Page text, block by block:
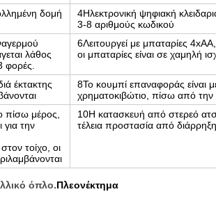
δομή
4Ηλεκτρονική ψηφιακή
3-8 αριθμούς κωδικού
λάθος
φορές.
6Λειτουργεί με μπαταρίες
οι μπαταρίες είναι σε χαμηλή
έκτακτης
8Το κουμπί επαναφοράς είναι
χρηματοκιβώτιο, πίσω από
πίσω μέρος,
για την
τοίχο, οι
10Η κατασκευή από στερεό
τέλεια προστασία από
όπλο.Πλεονέκτημα